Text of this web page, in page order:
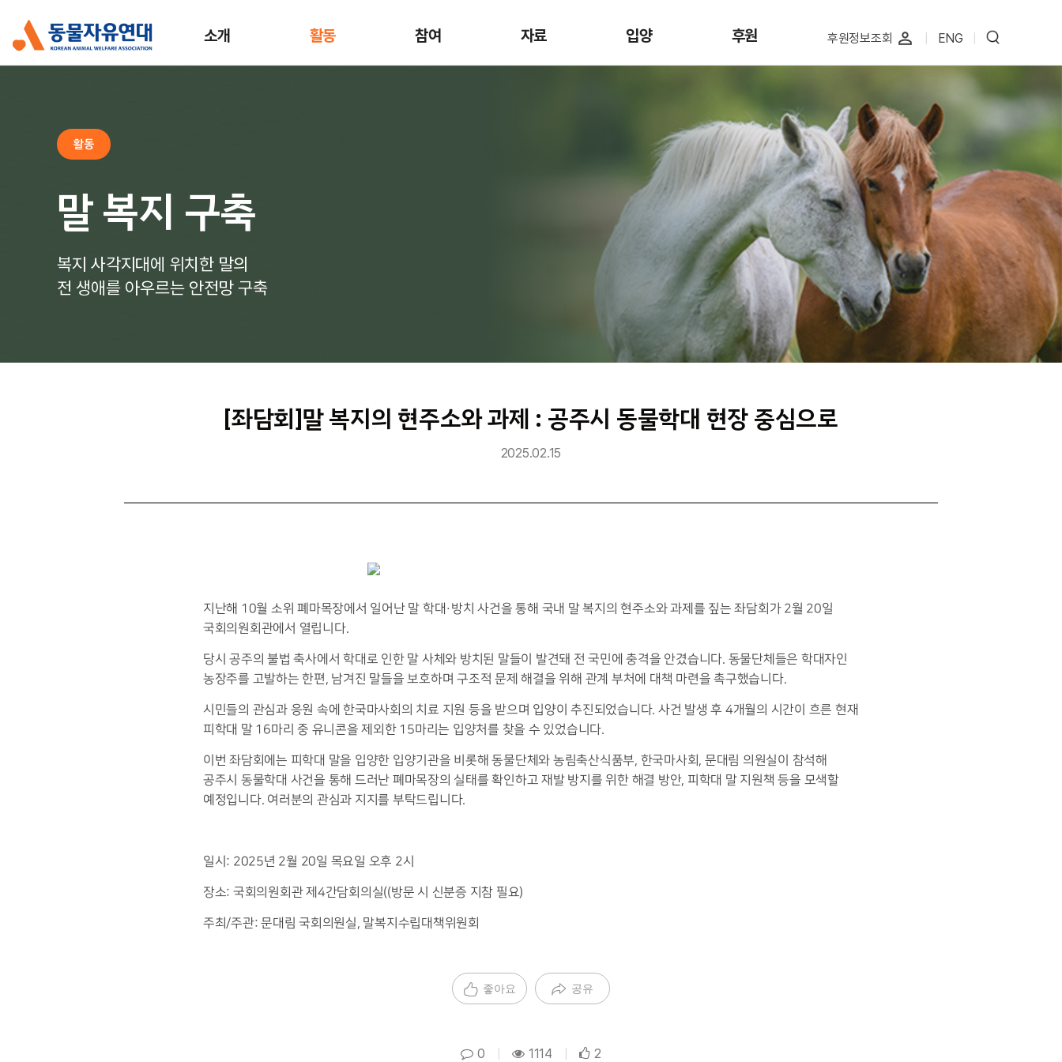
소개 활동 참여 자료 입양 후원 후원정보조회 perm_identity ENG
활동
말 복지 구축
복지 사각지대에 위치한 말의
전 생애를 아우르는 안전망 구축
[좌담회]말 복지의 현주소와 과제 : 공주시 동물학대 현장 중심으로
2025.02.15
지난해 10월 소위 폐마목장에서 일어난 말 학대·방치 사건을 통해 국내 말 복지의 현주소와 과제를 짚는 좌담회가 2월 20일
국회의원회관에서 열립니다.​
당시 공주의 불법 축사에서 학대로 인한 말 사체와 방치된 말들이 발견돼 전 국민에 충격을 안겼습니다. 동물단체들은 학대자인
농장주를 고발하는 한편, 남겨진 말들을 보호하며 구조적 문제 해결을 위해 관계 부처에 대책 마련을 촉구했습니다.
시민들의 관심과 응원 속에 한국마사회의 치료 지원 등을 받으며 입양이 추진되었습니다. 사건 발생 후 4개월의 시간이 흐른 현재
피학대 말 16마리 중 유니콘을 제외한 15마리는 입양처를 찾을 수 있었습니다.
이번 좌담회에는 피학대 말을 입양한 입양기관을 비롯해 동물단체와 농림축산식품부, 한국마사회, 문대림 의원실이 참석해
공주시 동물학대 사건을 통해 드러난 폐마목장의 실태를 확인하고 재발 방지를 위한 해결 방안, 피학대 말 지원책 등을 모색할
예정입니다. 여러분의 관심과 지지를 부탁드립니다.
일시: 2025년 2월 20일 목요일 오후 2시
장소: 국회의원회관 제4간담회의실((방문 시 신분증 지참 필요)
주최/주관: 문대림 국회의원실, 말복지수립대책위원회
좋아요 공유
0 1114 2